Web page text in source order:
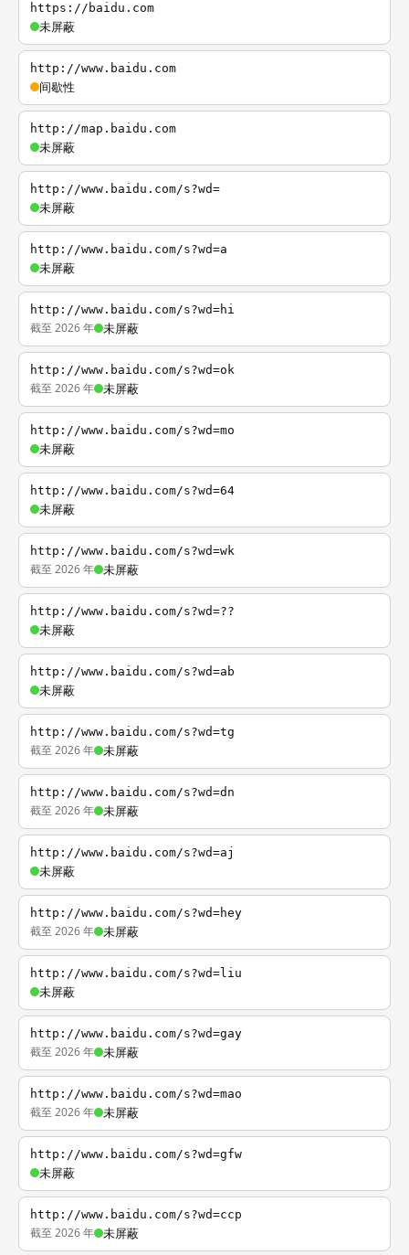
https://baidu.com
未屏蔽
http://www.baidu.com
间歇性
http://map.baidu.com
未屏蔽
http://www.baidu.com/s?wd=
未屏蔽
http://www.baidu.com/s?wd=a
未屏蔽
http://www.baidu.com/s?wd=hi
截至 2026 年 未屏蔽
http://www.baidu.com/s?wd=ok
截至 2026 年 未屏蔽
http://www.baidu.com/s?wd=mo
未屏蔽
http://www.baidu.com/s?wd=64
未屏蔽
http://www.baidu.com/s?wd=wk
截至 2026 年 未屏蔽
http://www.baidu.com/s?wd=??
未屏蔽
http://www.baidu.com/s?wd=ab
未屏蔽
http://www.baidu.com/s?wd=tg
截至 2026 年 未屏蔽
http://www.baidu.com/s?wd=dn
截至 2026 年 未屏蔽
http://www.baidu.com/s?wd=aj
未屏蔽
http://www.baidu.com/s?wd=hey
截至 2026 年 未屏蔽
http://www.baidu.com/s?wd=liu
未屏蔽
http://www.baidu.com/s?wd=gay
截至 2026 年 未屏蔽
http://www.baidu.com/s?wd=mao
截至 2026 年 未屏蔽
http://www.baidu.com/s?wd=gfw
未屏蔽
http://www.baidu.com/s?wd=ccp
截至 2026 年 未屏蔽